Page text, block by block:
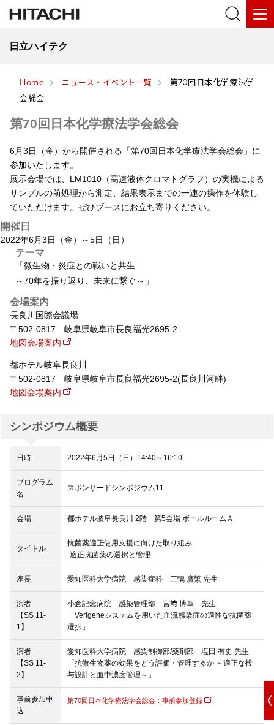
日立ハイテク
Home ニュース・イベント一覧
第70回日本化学療法学
会総会
第70回日本化学療法学会総会
6月3日（金）から開催される「第70回日本化学療法学会総会」に
参加いたします。
展示会場では、LM1010（高速液体クロマトグラフ）の実機による
サンプルの前処理から測定、結果表示までの一連の操作を体験し
ていただけます。ぜひブースにお立ち寄りください。
開催日
2022年6月3日（金）～5日（日）
テーマ
「微生物・炎症との戦いと共生
～70年を振り返り、未来に繋ぐ～」
会場案内
長良川国際会議場
〒502-0817 岐阜県岐阜市長良福光2695-2
地図会場案内
都ホテル岐阜長良川
〒502-0817 岐阜県岐阜市長良福光2695-2(長良川河畔)
地図会場案内
シンポジウム概要
日時 2022年6月5日（日）14:40～16:10
プログラム
名
スポンサードシンポジウム11
会場 都ホテル岐阜長良川 2階 第5会場 ボールルームＡ
タイトル
抗菌薬適正使用支援に向けた取り組み
-適正抗菌薬の選択と管理-
座長 愛知医科大学病院 感染症科 三鴨 廣繁 先生
演者
【SS 11-
1】
小倉記念病院 感染管理部 宮﨑 博章 先生
「Verigeneシステムを用いた血流感染症の適性な抗菌薬
選択」
演者
【SS 11-
2】
愛知医科大学病院 感染制御部/薬剤部 塩田 有史 先生
「抗微生物薬の効果をどう評価・管理するか ～適正な投
与設計と血中濃度管理～」
事前参加申
込
第70回日本化学療法学会総会：事前参加登録